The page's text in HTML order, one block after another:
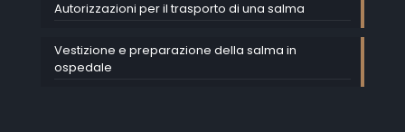
Autorizzazioni per il trasporto di una salma
Vestizione e preparazione della salma in
ospedale